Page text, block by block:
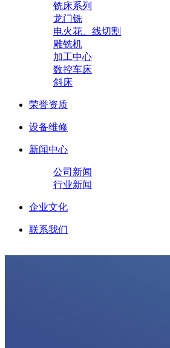
铣床系列
龙门铣
电火花、线切割
雕铣机
加工中心
数控车床
斜床
荣誉资质
设备维修
新闻中心
公司新闻
行业新闻
企业文化
联系我们